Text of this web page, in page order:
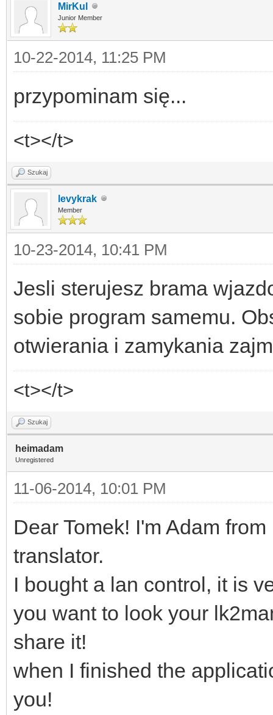
MirKul
Junior Member
10-22-2014, 11:25 PM
przypominam się...
<t></t>
Szukaj
levykrak
Member
10-23-2014, 10:41 PM
Jesli sterujesz brama
sobie program samemu.
otwierania i zamykania
<t></t>
Szukaj
heimadam
Unregistered
11-06-2014, 10:01 PM
Dear Tomek! I'm Adam
translator.
I bought a lan control, it is
you want to look your
share it!
when I finished the
you!